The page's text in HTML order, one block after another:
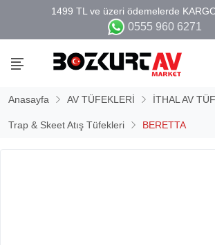
0555 960 6271
Anasayfa AV TÜFEKLERİ İTHAL AV
Trap & Skeet Atış Tüfekleri BERETTA